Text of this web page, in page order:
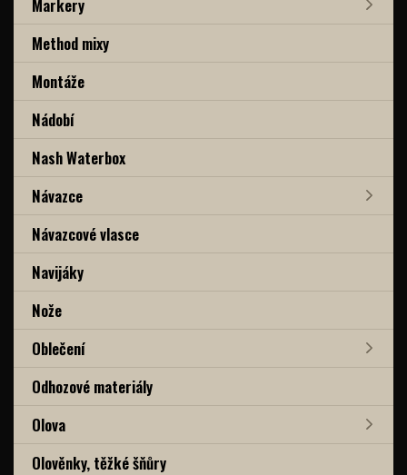
Markery
Method mixy
Montáže
Nádobí
Nash Waterbox
Návazce
Návazcové vlasce
Navijáky
Nože
Oblečení
Odhozové materiály
Olova
Olověnky, těžké šňůry